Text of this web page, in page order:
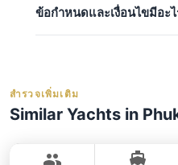
กัน)
เสื้อชูชีพ
ผ้าเช็ดตัว
นำเครื่องดื่มของตัวเอ
ครอบครัว
ความสนุกสำหรับเด็ก:
วันเดินทางโดยไม่มีค่าใช้จ่า
เปลี่ยนแปลง
ฤดูสูง (ธ.ค.–ก.พ.): จอ
สัปดาห์
ฤดูต่ำ (พ.ค.–ต.ค.): มัก
วันหยุด & สุดสัปดาห์:
contact
ข้อกำหนดและเงื่อนไขมีอะไ
ยืนยันการจองของท่าน
ยอดคงเหลือ:
ยอดคงเ
ช้าสุดเมื่อขึ้นเรือ
สำหรับรา
สำรวจเพิ่มเติม
Similar Yachts in